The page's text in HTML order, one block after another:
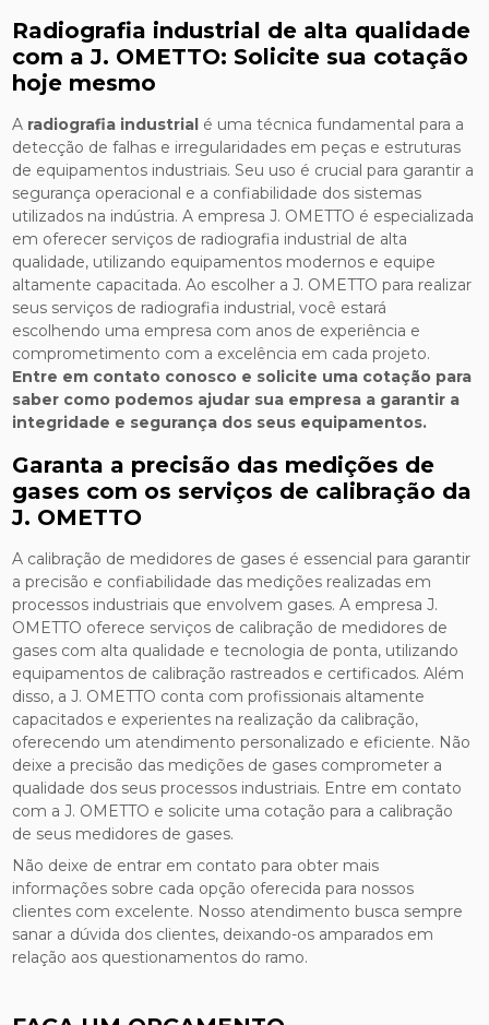
Radiografia industrial de alta qualidade
com a J. OMETTO: Solicite sua cotação
hoje mesmo
A radiografia industrial é uma técnica fundamental para a
detecção de falhas e irregularidades em peças e estruturas
de equipamentos industriais. Seu uso é crucial para garantir a
segurança operacional e a confiabilidade dos sistemas
utilizados na indústria. A empresa J. OMETTO é especializada
em oferecer serviços de radiografia industrial de alta
qualidade, utilizando equipamentos modernos e equipe
altamente capacitada. Ao escolher a J. OMETTO para realizar
seus serviços de radiografia industrial, você estará
escolhendo uma empresa com anos de experiência e
comprometimento com a excelência em cada projeto.
Entre em contato conosco e solicite uma cotação para
saber como podemos ajudar sua empresa a garantir a
integridade e segurança dos seus equipamentos.
Garanta a precisão das medições de
gases com os serviços de calibração da
J. OMETTO
A calibração de medidores de gases é essencial para garantir
a precisão e confiabilidade das medições realizadas em
processos industriais que envolvem gases. A empresa J.
OMETTO oferece serviços de calibração de medidores de
gases com alta qualidade e tecnologia de ponta, utilizando
equipamentos de calibração rastreados e certificados. Além
disso, a J. OMETTO conta com profissionais altamente
capacitados e experientes na realização da calibração,
oferecendo um atendimento personalizado e eficiente. Não
deixe a precisão das medições de gases comprometer a
qualidade dos seus processos industriais. Entre em contato
com a J. OMETTO e solicite uma cotação para a calibração
de seus medidores de gases.
Não deixe de entrar em contato para obter mais
informações sobre cada opção oferecida para nossos
clientes com excelente. Nosso atendimento busca sempre
sanar a dúvida dos clientes, deixando-os amparados em
relação aos questionamentos do ramo.